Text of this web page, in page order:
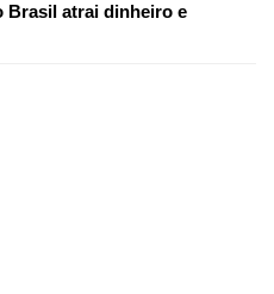
Brasil atrai dinheiro e